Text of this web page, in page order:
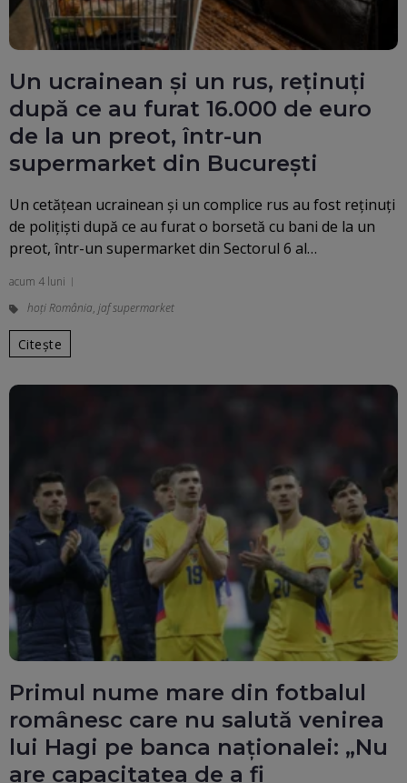
Un ucrainean și un rus, reținuți
după ce au furat 16.000 de euro
de la un preot, într-un
supermarket din București
Un cetățean ucrainean și un complice rus au fost reținuți
de polițiști după ce au furat o borsetă cu bani de la un
preot, într-un supermarket din Sectorul 6 al…
acum 4 luni
hoți România, jaf supermarket
Citește
Primul nume mare din fotbalul
românesc care nu salută venirea
lui Hagi pe banca naționalei: „Nu
are capacitatea de a fi